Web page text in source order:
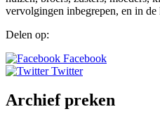
vervolgingen inbegrepen, en in
Delen op:
Facebook
Twitter
Archief preken